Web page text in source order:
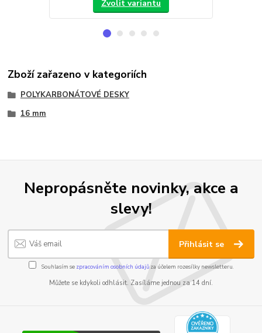
Zvolit variantu
Zboží zařazeno v kategoriích
POLYKARBONÁTOVÉ DESKY
16 mm
Nepropásněte novinky, akce a
slevy!
Přihlásit se
Souhlasím se zpracováním osobních údajůza účelem rozesílky newsletteru.
Můžete se kdykoli odhlásit. Zasíláme jednou za 14 dní.